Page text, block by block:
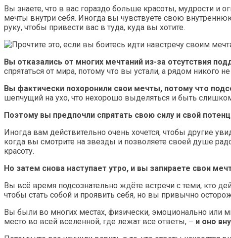
Вы знаете, что в вас гораздо больше красоты, мудрости и
мечты внутри себя. Иногда вы чувствуете свою
руку, чтобы привести вас в туда, куда вы хотите.
Вы отказались от многих мечтаний из-за отсутствия
спрятаться от мира, потому что вы устали, а рядом никого
Вы фактически похоронили свои мечты, потому что
шепчущий на ухо, что нехорошо выделяться и быть
Поэтому вы предпочли спрятать свою силу и свой
Иногда вам действительно очень хочется, чтобы другие
когда вы смотрите на звезды и позволяете своей душе
красоту.
Но затем снова наступает утро, и вы запираете свои
Вы всё время подсознательно ждёте встречи с теми, кто
чтобы стать собой и проявить себя, но вы привычно
Вы были во многих местах, физически, эмоционально или
место во всей вселенной, где лежат все ответы, – и оно